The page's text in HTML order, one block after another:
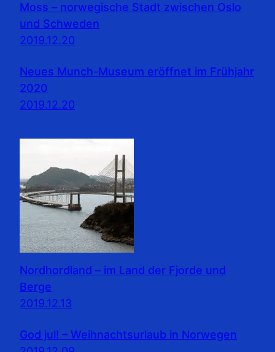
Moss – norwegische Stadt zwischen Oslo
und Schweden
2019.12.20
Neues Munch-Museum eröffnet im Frühjahr
2020
2019.12.20
Nordhordland – im Land der Fjorde und
Berge
2019.12.13
God jul! – Weihnachtsurlaub in Norwegen